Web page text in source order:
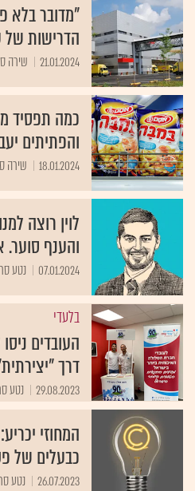
"מדובר בלא
הדרישות
21.01.2024 שירה
כמה תפסיד
והפתיתים
18.01.2024 שירה
לוין רוצה
והענף
07.01.2024 נטע
בלעדי
העובדים
דרך
29.08.2023 נטע
כבעלים של
26.07.2023 נטע